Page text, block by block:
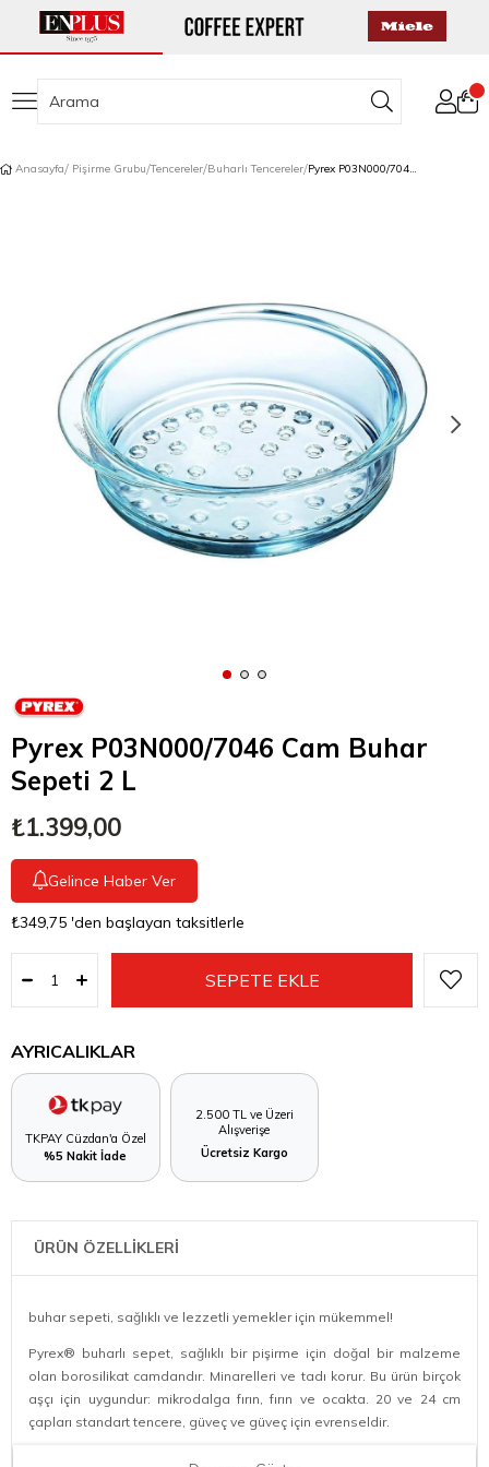
Anasayfa Pişirme Grubu Tencereler Buharlı Tencereler Pyrex P03N000/7046 Cam Buhar Sepeti 2 L
Pyrex P03N000/7046 Cam Buhar
Sepeti 2 L
₺1.399,00
Gelince Haber Ver
₺349,75 'den başlayan taksitlerle
AYRICALIKLAR
TKPAY Cüzdan'a Özel
%5 Nakit İade
2.500 TL ve Üzeri
Alışverişe
Ücretsiz Kargo
ÜRÜN ÖZELLİKLERİ
buhar sepeti, sağlıklı ve lezzetli yemekler için mükemmel!
Pyrex® buharlı sepet, sağlıklı bir pişirme için doğal bir malzeme
olan borosilikat camdandır. Minarelleri ve tadı korur. Bu ürün birçok
aşçı için uygundur: mikrodalga fırın, fırın ve ocakta. 20 ve 24 cm
çapları standart tencere, güveç ve güveç için evrenseldir.